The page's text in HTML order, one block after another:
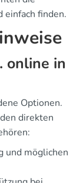
einfach finden.
online in
Optionen.
direkten
und möglichen